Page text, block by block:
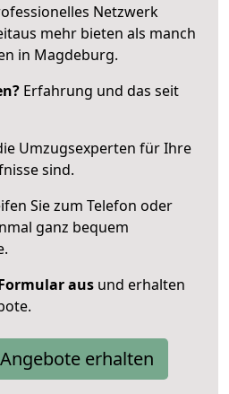
Netzwerk
mehr bieten als manch
in Magdeburg.
Erfahrung und das seit
Umzugsexperten für Ihre
sind.
Sie zum Telefon oder
ganz bequem
aus und erhalten
erhalten